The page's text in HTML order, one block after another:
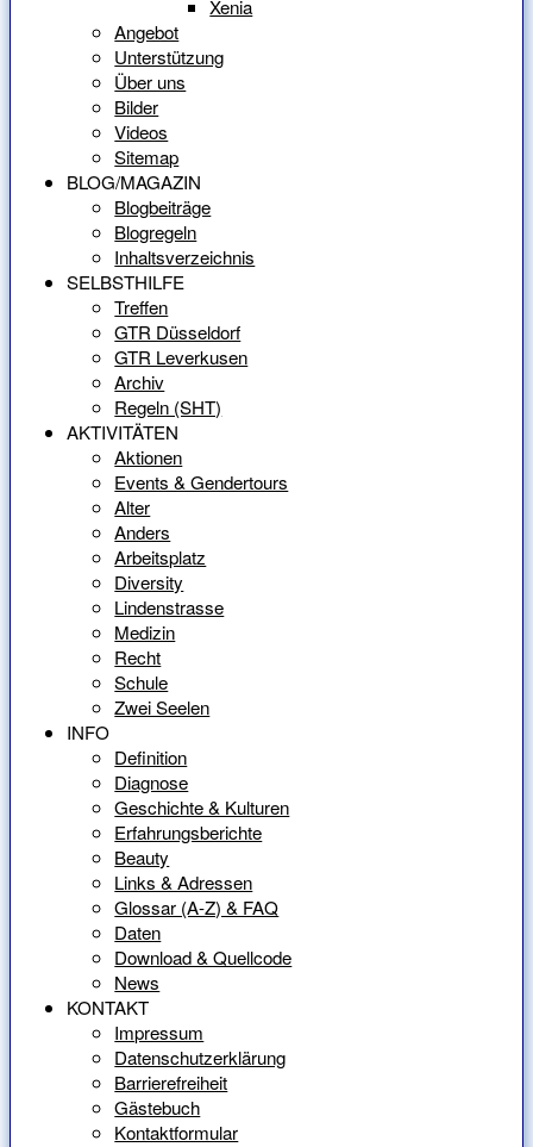
Xenia
Angebot
Unterstützung
Über uns
Bilder
Videos
Sitemap
BLOG/MAGAZIN
Blogbeiträge
Blogregeln
Inhaltsverzeichnis
SELBSTHILFE
Treffen
GTR Düsseldorf
GTR Leverkusen
Archiv
Regeln (SHT)
AKTIVITÄTEN
Aktionen
Events & Gendertours
Alter
Anders
Arbeitsplatz
Diversity
Lindenstrasse
Medizin
Recht
Schule
Zwei Seelen
INFO
Definition
Diagnose
Geschichte & Kulturen
Erfahrungsberichte
Beauty
Links & Adressen
Glossar (A-Z) & FAQ
Daten
Download & Quellcode
News
KONTAKT
Impressum
Datenschutzerklärung
Barrierefreiheit
Gästebuch
Kontaktformular